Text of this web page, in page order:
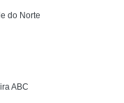
do Norte
ABC